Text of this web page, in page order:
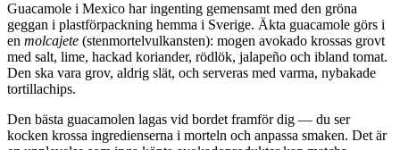
Guacamole i Mexico har ingenting gemensamt med den gröna
geggan i plastförpackning hemma i Sverige. Äkta guacamole görs i
en molcajete (stenmortelvulkansten): mogen avokado krossas grovt
med salt, lime, hackad koriander, rödlök, jalapeño och ibland tomat.
Den ska vara grov, aldrig slät, och serveras med varma, nybakade
tortillachips.
Den bästa guacamolen lagas vid bordet framför dig — du ser
kocken krossa ingredienserna i morteln och anpassa smaken. Det är